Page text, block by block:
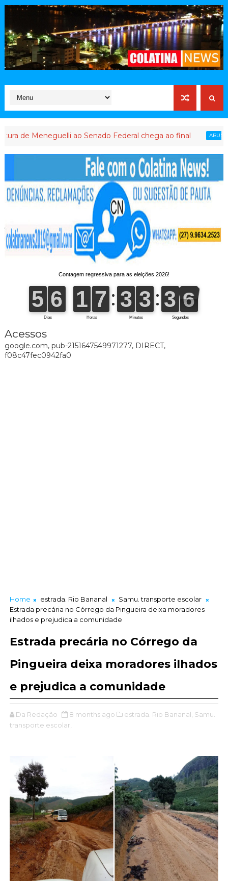
ao Senado Federal chega ao final ABUSO DE PODER
Acessos
google.com, pub-2151647549971277, DIRECT,
f08c47fec0942fa0
Home estrada. Rio Bananal
Samu. transporte escolar
Estrada precária no Córrego da Pingueira deixa moradores
ilhados e prejudica a comunidade
Estrada precária no Córrego da
Pingueira deixa moradores ilhados
e prejudica a comunidade
Da Redação 8 months ago estrada. Rio Bananal, Samu.
transporte escolar,